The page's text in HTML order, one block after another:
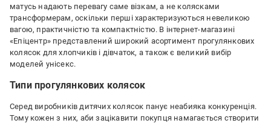
матусь надають перевагу саме візкам, а не колясками
трансформерам, оскільки перші характеризуються невеликою
вагою, практичністю та компактністю. В інтернет-магазині
«Епіцентр» представлений широкий асортимент прогулянкових
колясок для хлопчиків і дівчаток, а також є великий вибір
моделей унісекс.
Типи прогулянкових колясок
Серед виробників дитячих колясок панує неабияка конкуренція.
Тому кожен з них, аби зацікавити покупця намагається створити